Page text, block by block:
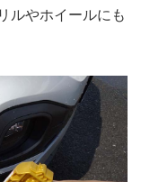
ルやホイールにも